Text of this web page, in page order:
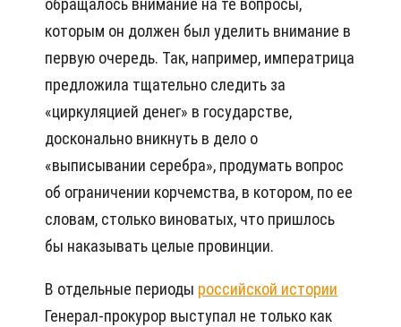
обращалось внимание на те вопросы,
которым он должен был уделить внимание в
первую очередь. Так, например, императрица
предложила тщательно следить за
«циркуляцией денег» в государстве,
досконально вникнуть в дело о
«выписывании серебра», продумать вопрос
об ограничении корчемства, в котором, по ее
словам, столько виноватых, что пришлось
бы наказывать целые провинции.
В отдельные периоды российской истории
Генерал-прокурор выступал не только как